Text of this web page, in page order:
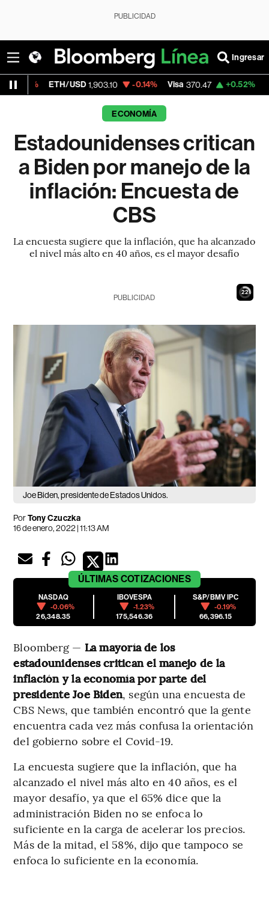
PUBLICIDAD
Ingresar
ETH/USD 1,903.10 -0.14% Visa 370.47 +0.52%
ECONOMÍA
Estadounidenses critican
a Biden por manejo de la
inflación: Encuesta de
CBS
La encuesta sugiere que la inflación, que ha alcanzado
el nivel más alto en 40 años, es el mayor desafío
21
PUBLICIDAD
Joe Biden, presidente de Estados Unidos.
PorTony Czuczka
16 de enero, 2022 | 11:13 AM
ÚLTIMAS COTIZACIONES
NASDAQ
-0.06%
26,348.35
IBOVESPA
-1.23%
175,546.36
S&P/BMV IPC
-0.19%
66,396.15
Bloomberg — La mayoría de los
estadounidenses critican el manejo de la
inflación y la economía por parte del
presidente Joe Biden, según una encuesta de
CBS News, que también encontró que la gente
encuentra cada vez más confusa la orientación
del gobierno sobre el Covid-19.
La encuesta sugiere que la inflación, que ha
alcanzado el nivel más alto en 40 años, es el
mayor desafío, ya que el 65% dice que la
administración Biden no se enfoca lo
suficiente en la carga de acelerar los precios.
Más de la mitad, el 58%, dijo que tampoco se
enfoca lo suficiente en la economía.